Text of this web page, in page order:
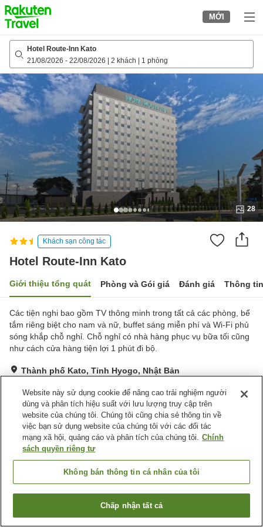
to
top
page
MỚI
Hotel Route-Inn Kato
21/08/2026 - 22/08/2026 2 khách 1 phòng
28
Khách sạn công tác
Hotel Route-Inn Kato
Giới thiệu tổng quát Phòng và Gói giá Đánh giá Thông
Các tiện nghi bao gồm TV thông minh trong tất cả các phòng, bể
tắm riêng biệt cho nam và nữ, buffet sáng miễn phí và Wi-Fi phủ
sóng khắp chỗ nghỉ. Chỗ nghỉ có nhà hàng phục vụ bữa tối cũng
như cách cửa hàng tiện lợi 1 phút đi bộ.
Thành phố Kato, Tỉnh Hyogo, Nhật Bản
Tuyệt vời Đánh giá:276 lượt
Tiện nghi chỗ nghỉ
Bãi đỗ xe
Trang chủ Nhật Bản Tỉnh Hyogo
Thành phố Kato
Tìm phòng trống
Website này sử dụng cookie để nâng cao trải nghiệm người
dùng và phân tích hiệu suất với lưu lượng truy cập trên
website của chúng tôi. Chúng tôi cũng chia sẻ thông tin về
việc bạn sử dụng website của chúng tôi với các đối tác
mạng xã hội, quảng cáo và phân tích của chúng tôi. Chính
sách quyền riêng tư
Không bán thông tin cá nhân của tôi
Chấp nhận tất cả